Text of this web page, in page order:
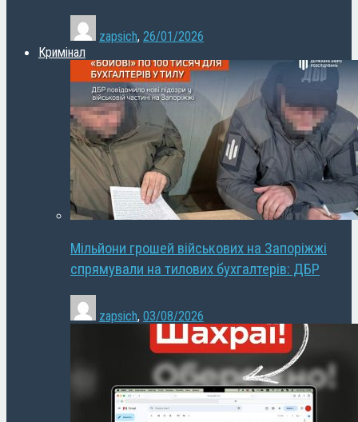
zapsich, 26/01/2026
Кримінал
Мільйони грошей військових на Запоріжжі
спрямували на тилових бухгалтерів: ДБР
zapsich, 03/08/2026